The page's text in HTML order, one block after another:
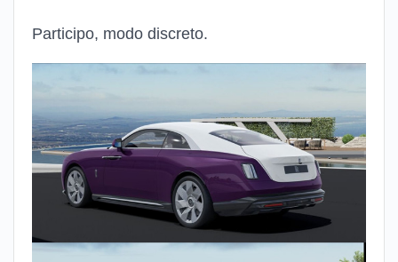
Participo, modo discreto.